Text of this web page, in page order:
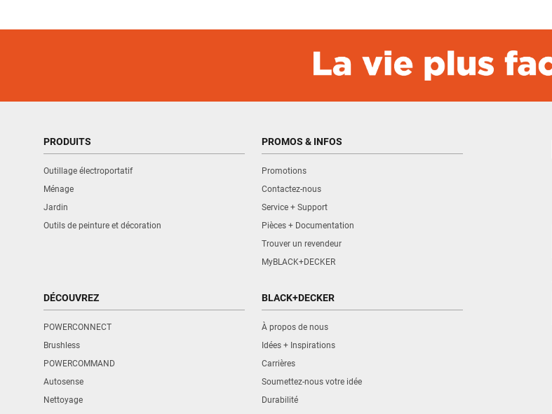
PRODUITS
Outillage électroportatif
Ménage
Jardin
Outils de peinture et décoration
PROMOS & INFOS
Promotions
Contactez-nous
Service + Support
Pièces + Documentation
Trouver un revendeur
MyBLACK+DECKER
DÉCOUVREZ
POWERCONNECT
Brushless
POWERCOMMAND
Autosense
Nettoyage
BLACK+DECKER
À propos de nous
Idées + Inspirations
Carrières
Soumettez-nous votre idée
Durabilité